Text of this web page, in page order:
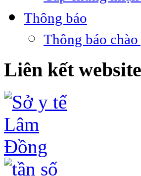
Thông báo
Thông báo
Liên kết website